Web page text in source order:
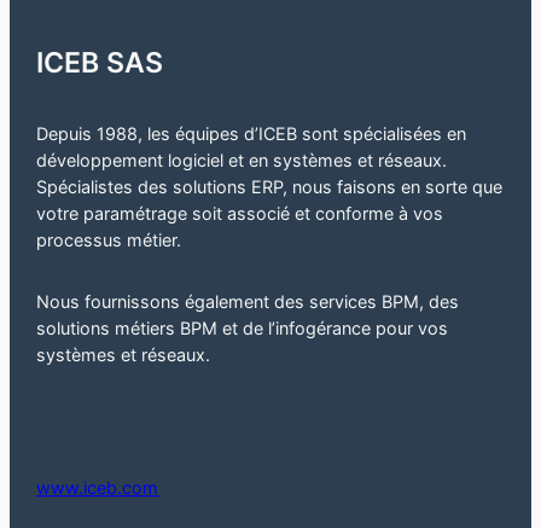
ICEB SAS
Depuis 1988, les équipes d’ICEB sont spécialisées en
développement logiciel et en systèmes et réseaux.
Spécialistes des solutions ERP, nous faisons en sorte que
votre paramétrage soit associé et conforme à vos
processus métier.
Nous fournissons également des services BPM, des
solutions métiers BPM et de l’infogérance pour vos
systèmes et réseaux.
www.iceb.com